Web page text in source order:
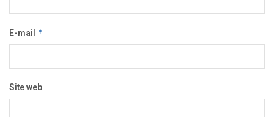
E-mail *
Site web